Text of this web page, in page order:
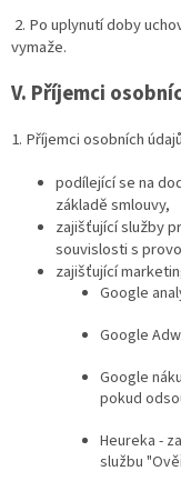
2. Po uplynutí doby
vymaže.
V. Příjemci
1. Příjemci osobních
podílející se na
základě smlouvy,
zajišťující služby
souvislosti s
zajišťující
Google
Google
Google
pokud
Heureka -
službu